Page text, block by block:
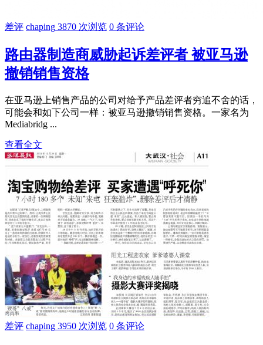
差评 chaping 3870 次浏览 0 条评论
路由器制造商威胁起诉差评者 被亚马逊
撤销销售资格
在亚马逊上销售产品的公司对给予产品差评者穷追不舍的话，
可能会和如下公司一样：被亚马逊撤销销售资格。一家名为
Mediabridg ...
查看全文
差评 chaping 3950 次浏览 0 条评论